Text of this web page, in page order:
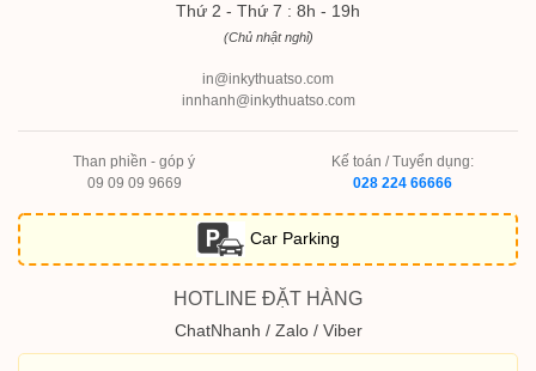
Thứ 2 - Thứ 7 : 8h - 19h
(Chủ nhật nghỉ)
in@inkythuatso.com
innhanh@inkythuatso.com
Than phiền - góp ý
09 09 09 9669
Kế toán / Tuyển dụng:
028 224 66666
Car Parking
HOTLINE ĐẶT HÀNG
ChatNhanh / Zalo / Viber